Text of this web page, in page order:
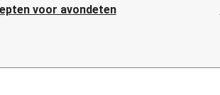
voor avondeten
voor avondeten